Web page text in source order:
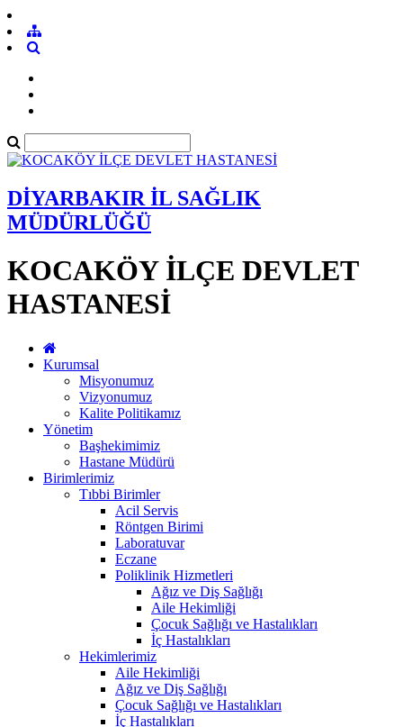
DİYARBAKIR İL SAĞLIK
MÜDÜRLÜĞÜ
KOCAKÖY İLÇE DEVLET
HASTANESİ
Kurumsal
Misyonumuz
Vizyonumuz
Kalite Politikamız
Yönetim
Başhekimimiz
Hastane Müdürü
Birimlerimiz
Tıbbi Birimler
Acil Servis
Röntgen Birimi
Laboratuvar
Eczane
Poliklinik Hizmetleri
Ağız ve Diş Sağlığı
Aile Hekimliği
Çocuk Sağlığı ve Hastalıkları
İç Hastalıkları
Hekimlerimiz
Aile Hekimliği
Ağız ve Diş Sağlığı
Çocuk Sağlığı ve Hastalıkları
İç Hastalıkları